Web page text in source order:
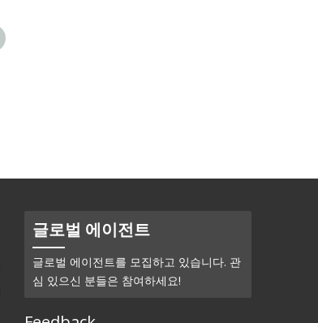
글로벌 에이전트
글로벌 에이전트를 모집하고 있습니다. 관
심 있으신 분들은 참여하세요!